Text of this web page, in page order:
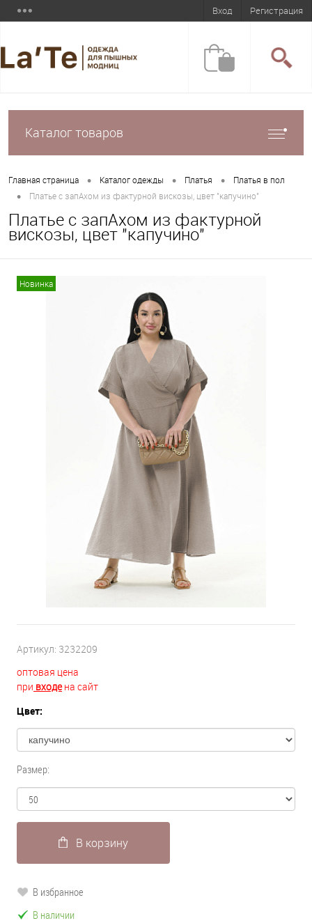
Вход Регистрация
Каталог товаров
Главная страница • Каталог одежды • Платья • Платья в пол
• Платье с запАхом из фактурной вискозы, цвет "капучино"
Платье с запАхом из фактурной
вискозы, цвет "капучино"
Новинка
Артикул: 3232209
оптовая цена
при входена сайт
Цвет:
Размер:
В корзину
В избранное
В наличии